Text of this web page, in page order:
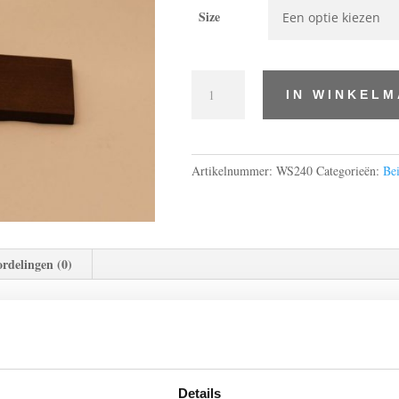
Details
tot
Size
donkereiken
IN
Artikelnummer: WS240 Categorieën:
(0)
wat op diverse houtsoorten gebruikt kan worden